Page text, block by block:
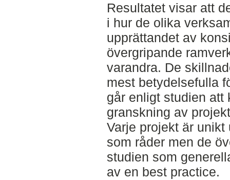
Resultatet visar att
i hur de olika
upprättandet av
övergripande
varandra. De
mest betydelsefulla
går enligt studien
granskning av
Varje projekt är
som råder men de
studien som
av en best practice.